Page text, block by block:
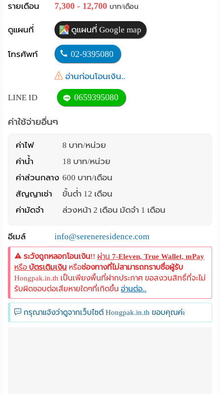
:
English
รายเดือน
7,300 - 12,700 บาท/เดือน
ดูแผนที่ ดูแผนที่ Google map
โทรศัพท์ 02-9395080
อ่านก่อนโอนเงิน..
LINE ID 0659395080
ค่าใช้จ่ายอื่นๆ
ค่าไฟ
8 บาท/หน่วย
ค่าน้ำ
18 บาท/หน่วย
ค่าส่วนกลาง 600 บาท/เดือน
สัญญาเช่า
ขั้นต่ำ 12 เดือน
ค่ามัดจำ
ล่วงหน้า 2 เดือน มัดจำ 1 เดือน
อีเมล์ info@sereneresidence.com
ระวังถูกหลอกโอนเงิน!! ผ่าน7-Eleven, True Wallet, mPay
หรือ บัตรเติมเงิน หรือช่องทางที่ไม่สามารถทราบชื่อผู้รับ
Hongpak.in.th เป็นเพียงพื้นที่ฝากประกาศ ขอสงวนสิทธิ์ที่จะไม่
รับผิดชอบต่อเสียหายใดๆที่เกิดขึ้นอ่านต่อ..
กรุณาแจ้งว่าดูจากเว็บไซต์ Hongpak.in.th ขอบคุณค่ะ